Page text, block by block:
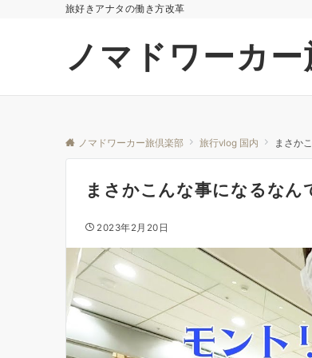
旅好きアナタの働き方改革
ノマドワーカ
ノマドワーカー旅倶楽部 旅行vlog 国内 まさか
まさかこんな事になるなん
2023年2月20日